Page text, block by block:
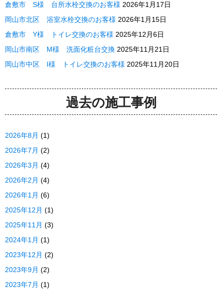
倉敷市 S様 台所水栓交換のお客様 2026年1月17日
岡山市北区 浴室水栓交換のお客様 2026年1月15日
倉敷市 Y様 トイレ交換のお客様 2025年12月6日
岡山市南区 M様 洗面化粧台交換 2025年11月21日
岡山市中区 I様 トイレ交換のお客様 2025年11月20日
過去の施工事例
2026年8月 (1)
2026年7月 (2)
2026年3月 (4)
2026年2月 (4)
2026年1月 (6)
2025年12月 (1)
2025年11月 (3)
2024年1月 (1)
2023年12月 (2)
2023年9月 (2)
2023年7月 (1)